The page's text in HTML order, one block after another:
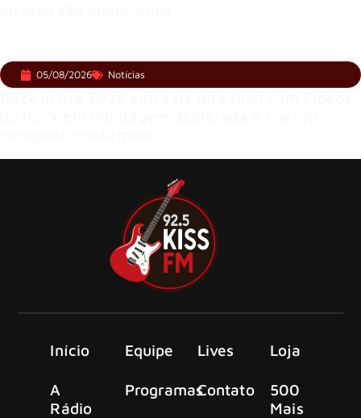
05/08/2026 Notícias
Início
A
Rádio
Equipe
Programas
Lives
Contato
Loja
500
Mais